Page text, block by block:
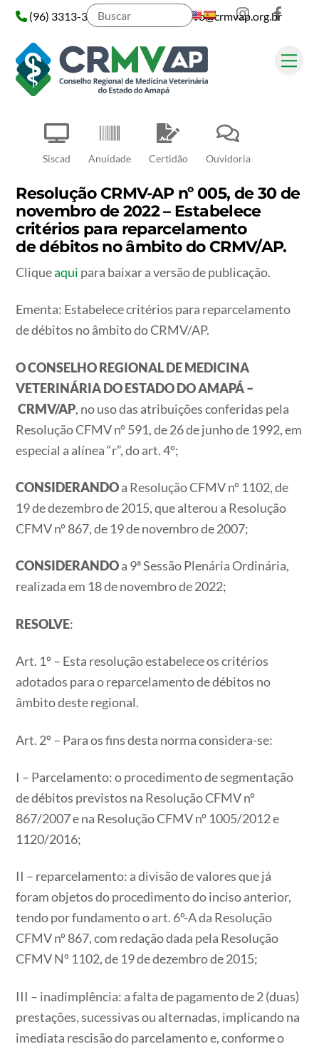
Skip
content
Siscad Anuidade Certidão Ouvidoria
Instagram
(96) 3313-3313
administrativo@crmvap.org.br
Pesquisar
Resolução CRMV-AP nº 005, de 30 de
novembro de 2022 – Estabelece
critérios para reparcelamento
de débitos no âmbito do CRMV/AP.
Cliqueaqui para baixar a versão de publicação.
Ementa: Estabelece critérios para reparcelamento
de débitos no âmbito do CRMV/AP.
O CONSELHO REGIONAL DE MEDICINA
VETERINÁRIA DO ESTADO DO AMAPÁ –
CRMV/AP, no uso das atribuições conferidas pela
Resolução CFMV nº 591, de 26 de junho de 1992, em
especial a alínea “r”, do art. 4º;
CONSIDERANDOa Resolução CFMV nº 1102, de
19 de dezembro de 2015, que alterou a Resolução
CFMV nº 867, de 19 de novembro de 2007;
CONSIDERANDOa 9ª Sessão Plenária Ordinária,
realizada em 18 de novembro de 2022;
RESOLVE:
Art. 1º – Esta resolução estabelece os critérios
adotados para o reparcelamento de débitos no
âmbito deste regional.
Art. 2º – Para os fins desta norma considera-se:
I – Parcelamento: o procedimento de segmentação
de débitos previstos na Resolução CFMV nº
867/2007 e na Resolução CFMV nº 1005/2012 e
1120/2016;
II – reparcelamento: a divisão de valores que já
foram objetos do procedimento do inciso anterior,
tendo por fundamento o art. 6º-A da Resolução
CFMV nº 867, com redação dada pela Resolução
CFMV Nº 1102, de 19 de dezembro de 2015;
III – inadimplência: a falta de pagamento de 2 (duas)
prestações, sucessivas ou alternadas, implicando na
imediata rescisão do parcelamento e, conforme o